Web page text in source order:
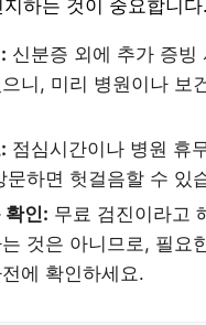
하는 것이 중요합니다.
신분증 외에 추가 증빙
니, 미리 병원이나 보
점심시간이나 병원 휴
문하면 헛걸음할 수 있
확인: 무료 검진이라고
것은 아니므로, 필요
에 확인하세요.